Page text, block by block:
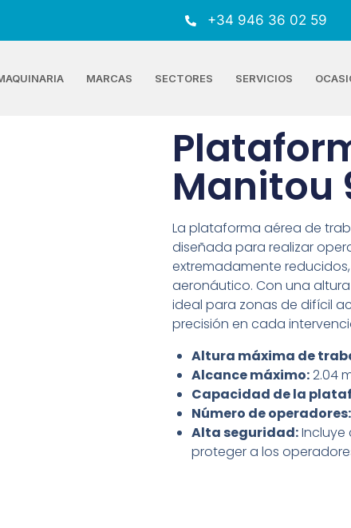
+34 946 36 02 59
MARCAS SECTORES SERVICIOS
Manitou
La plataforma aérea de
diseñada para realizar
extremadamente
aeronáutico. Con una
ideal para zonas de difícil
precisión en cada
Altura máxima de
Alcance máximo:2.04
Capacidad de la
Número de operadores:
Alta seguridad:
proteger a los